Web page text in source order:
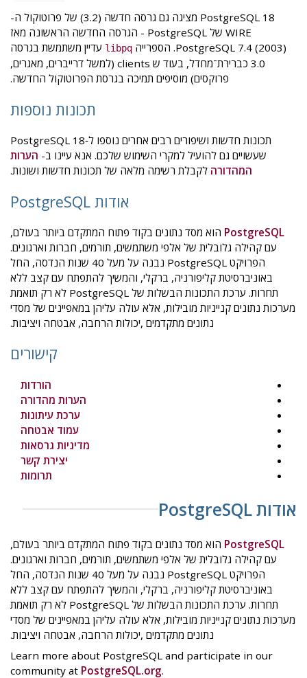
PostgreSQL 18 מציגה גם גרסה חדשה (3.2) של פרוטוקול ה-
WIRE של PostgreSQL - הגרסה החדשה הראשונה מאז
PostgreSQL 7.4 (2003). הספרייה
libpq עדיין משתמשת בגרסה
3.0 כברירת־מחדל, בעוד ש clients (למשל דרייברים, מאגרים,
פרוקסים) מוסיפים תמיכה בגרסת הפרוטוקול החדשה.
תכונות נוספות
תכונות חדשות ושיפורים רבים אחרים נוספו ל‑PostgreSQL 18
שעשויים גם להועיל למקרי השימוש שלכם. אנא עיינו ב- הערות
המהדורה לקבלת רשימה מלאה של תכונות חדשות ושונות.
אודות PostgreSQL
PostgreSQL הוא מסד נתונים בקוד פתוח המתקדם ביותר בעולם,
עם קהילה גלובלית של אלפי משתמשים, תורמים, חברות וארגונים.
הפרויקט PostgreSQL נבנה על מעל 40 שנות הנדסה, החל
באוניברסיטת קליפורניה, ברקלי, והמשיך להתפתח עם קצב ללא
תחרות. ערכת התכונות הבשלות של PostgreSQL לא רק תואמת
מערכות נתונים קנייניות מובילות, אלא עולה עליהן במאפיינים של מסדי
נתונים מתקדמים ,יכולות הרחבה, אבטחה ויציבות.
קישורים
הורדות
הערות מהדורה
ערכת עיתונות
עמוד אבטחה
מדיניות גרסאות
יצירת קשר
תרומות
אודות PostgreSQL
PostgreSQL הוא מסד נתונים בקוד פתוח המתקדם ביותר בעולם,
עם קהילה גלובלית של אלפי משתמשים, תורמים, חברות וארגונים.
הפרויקט PostgreSQL נבנה על מעל 40 שנות הנדסה, החל
באוניברסיטת קליפורניה, ברקלי, והמשיך להתפתח עם קצב ללא
תחרות. ערכת התכונות הבשלות של PostgreSQL לא רק תואמת
מערכות נתונים קנייניות מובילות, אלא עולה עליהן במאפיינים של מסדי
נתונים מתקדמים ,יכולות הרחבה, אבטחה ויציבות.
Learn more about PostgreSQL and participate in our
community at PostgreSQL.org.